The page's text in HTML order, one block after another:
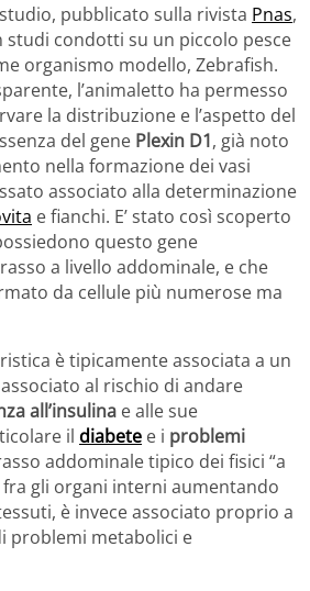
pubblicato sulla rivista Pnas,
condotti su un piccolo pesce
organismo modello, Zebrafish.
l’animaletto ha permesso
la distribuzione e l’aspetto del
del gene Plexin D1, già noto
nella formazione dei vasi
associato alla determinazione
e fianchi. E’ stato così scoperto
questo gene
a livello addominale, e che
da cellule più numerose ma
è tipicamente associata a un
al rischio di andare
all’insulina e alle sue
il diabete e i problemi
addominale tipico dei fisici “a
fra gli organi interni aumentando
è invece associato proprio a
problemi metabolici e